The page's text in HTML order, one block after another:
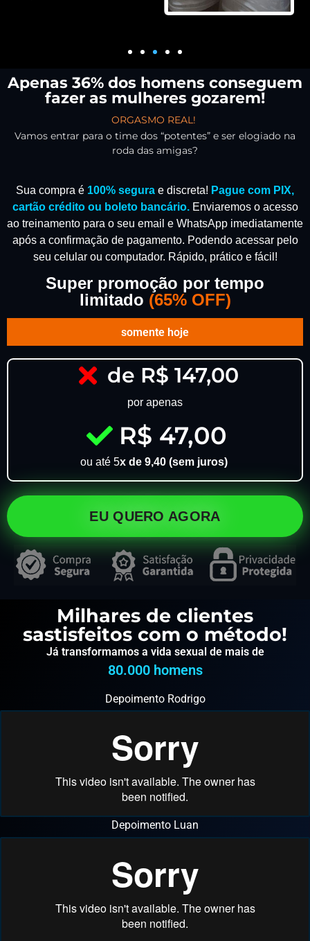
Apenas 36% dos homens conseguem
fazer as mulheres gozarem!
ORGASMO REAL!
Vamos entrar para o time dos “potentes” e ser elogiado na
roda das amigas?
Sua compra é 100% segura e discreta! Pague com PIX,
cartão crédito ou boleto bancário. Enviaremos o acesso
ao treinamento para o seu email e WhatsApp imediatamente
após a confirmação de pagamento. Podendo acessar pelo
seu celular ou computador. Rápido, prático e fácil!
Super promoção por tempo
limitado (65% OFF)
somente hoje
de R$ 147,00
por apenas
R$ 47,00
ou até 5x de 9,40 (sem juros)
EU QUERO AGORA
Milhares de clientes
sastisfeitos com o método!
Já transformamos a vida sexual de mais de
80.000 homens
Depoimento Rodrigo
Depoimento Luan